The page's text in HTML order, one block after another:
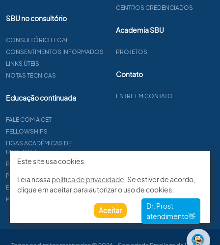
SBU no consultório
CONSULTÓRIO LEGAL
CONSENTIMENTOS INFORMADOS
LINKS ÚTEIS
NOTAS TÉCNICAS
Educação continuada
FALE COM A CET
FELLOWSHIPS
LIGAS ACADÊMICAS DE
UROLOGIA
PAPER
PROCET
EDITAIS
PROGRAMA DE RESIDÊNCIA
CENTROS CREDENCIADOS
Academia SBU
PROJETOS
Contato
ENTRE EM CONTATO
Este site usa cookies
Leia nossa política de privacidade . Se estiver de acordo,
clique em aceitar para autorizar o uso de cookies.
Aceitar